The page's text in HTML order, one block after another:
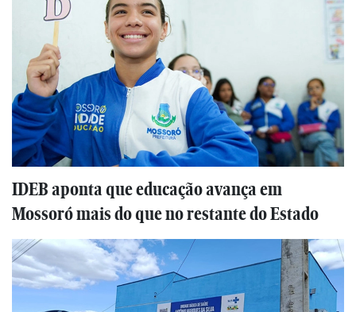
IDEB aponta que educação avança em
Mossoró mais do que no restante do Estado